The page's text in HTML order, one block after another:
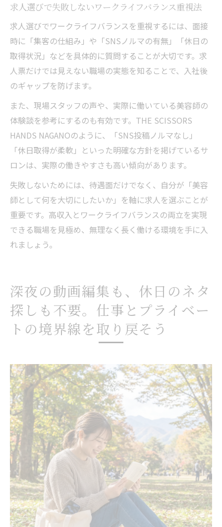
求人選びで失敗しないワークライフバランス重視法
求人選びでワークライフバランスを重視するには、面接
時に「集客の仕組み」や「SNSノルマの有無」「休日の
取得状況」などを具体的に質問することが大切です。求
人票だけでは見えない職場の実態を知ることで、入社後
のギャップを防げます。
また、現場スタッフの声や、実際に働いている美容師の
体験談を参考にするのも有効です。THE SCISSORS
HANDS NAGANOのように、「SNS投稿ノルマなし」
「休日取得が柔軟」といった明確な方針を掲げているサ
ロンは、実際の働きやすさも高い傾向があります。
失敗しないためには、待遇面だけでなく、自分が「美容
師として何を大切にしたいか」を軸に求人を選ぶことが
重要です。高収入とワークライフバランスの両立を実現
できる職場を見極め、無理なく長く働ける環境を手に入
れましょう。
深夜の動画編集も、休日のネタ
探しも不要。仕事とプライベー
トの境界線を取り戻そう